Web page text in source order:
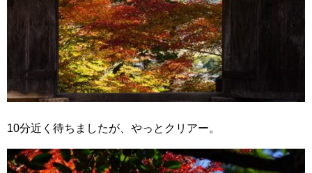
10分近く待ちましたが、やっとクリアー。